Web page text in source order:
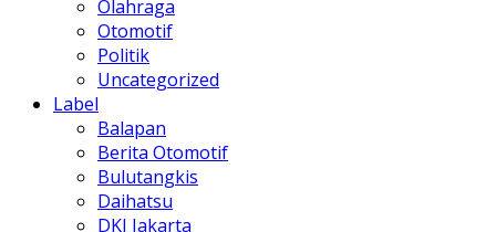
Olahraga
Otomotif
Politik
Uncategorized
Label
Balapan
Berita Otomotif
Bulutangkis
Daihatsu
DKI Jakarta